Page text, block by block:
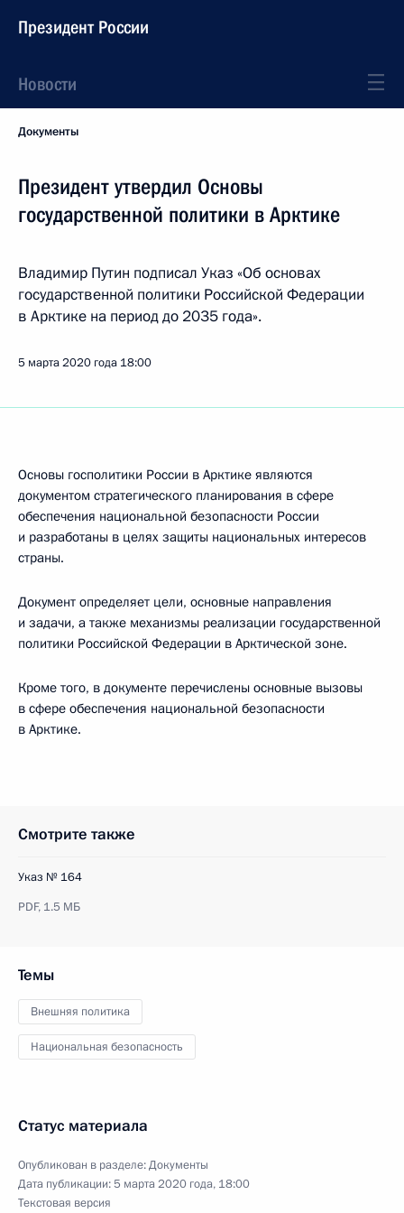
Президент России
Новости
Документы
Президент утвердил Основы
государственной политики в Арктике
Владимир Путин подписал Указ «Об основах
государственной политики Российской Федерации
в Арктике на период до 2035 года».
5 марта 2020 года 18:00
Основы госполитики России в Арктике являются
документом стратегического планирования в сфере
обеспечения национальной безопасности России
и разработаны в целях защиты национальных интересов
страны.
Документ определяет цели, основные направления
и задачи, а также механизмы реализации государственной
политики Российской Федерации в Арктической зоне.
Кроме того, в документе перечислены основные вызовы
в сфере обеспечения национальной безопасности
в Арктике.
Смотрите также
Указ № 164
PDF, 1.5 МБ
Темы
Внешняя политика
Национальная безопасность
Статус материала
Опубликован в разделе:Документы
Дата публикации:5 марта 2020 года, 18:00
Текстовая версия